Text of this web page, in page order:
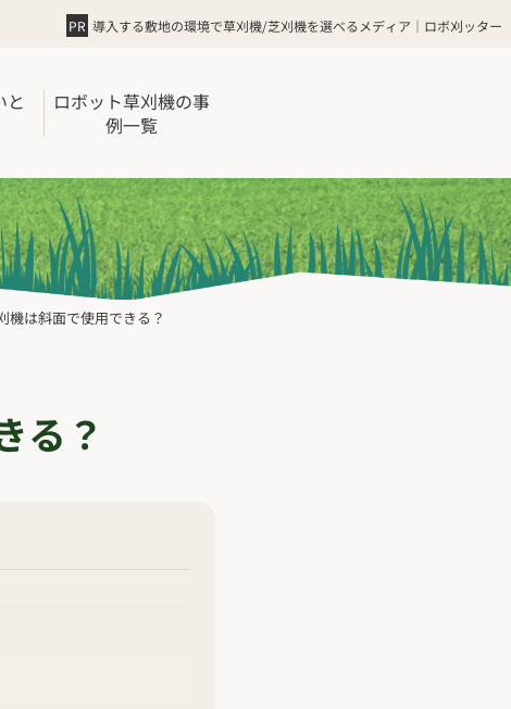
導入する敷地の環境で草刈機/芝刈機を選べるメディア｜ロボ刈ッター
と
ロボット草刈機の事
例一覧
機は斜面で使用できる？
る？